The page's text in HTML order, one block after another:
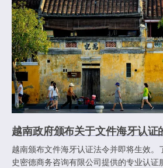
越南政府颁布关于文件海牙认证
越南颁布文件海牙认证法令并即将生效
史密德商务咨询有限公司提供的专业认证